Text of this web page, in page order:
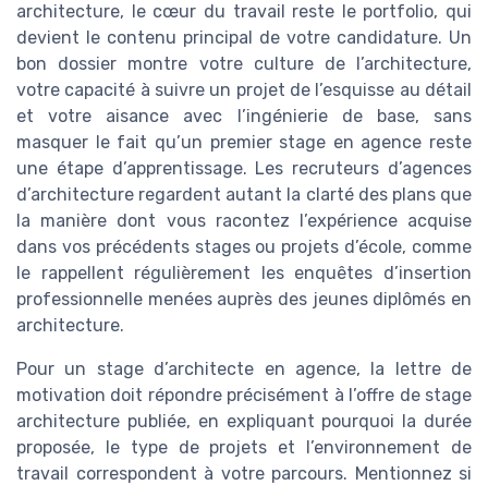
architecture, le cœur du travail reste le portfolio, qui
devient le contenu principal de votre candidature. Un
bon dossier montre votre culture de l’architecture,
votre capacité à suivre un projet de l’esquisse au détail
et votre aisance avec l’ingénierie de base, sans
masquer le fait qu’un premier stage en agence reste
une étape d’apprentissage. Les recruteurs d’agences
d’architecture regardent autant la clarté des plans que
la manière dont vous racontez l’expérience acquise
dans vos précédents stages ou projets d’école, comme
le rappellent régulièrement les enquêtes d’insertion
professionnelle menées auprès des jeunes diplômés en
architecture.
Pour un stage d’architecte en agence, la lettre de
motivation doit répondre précisément à l’offre de stage
architecture publiée, en expliquant pourquoi la durée
proposée, le type de projets et l’environnement de
travail correspondent à votre parcours. Mentionnez si